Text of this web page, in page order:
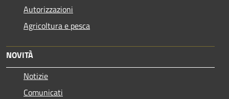
Autorizzazioni
Agricoltura e pesca
NOVITÀ
Notizie
Comunicati